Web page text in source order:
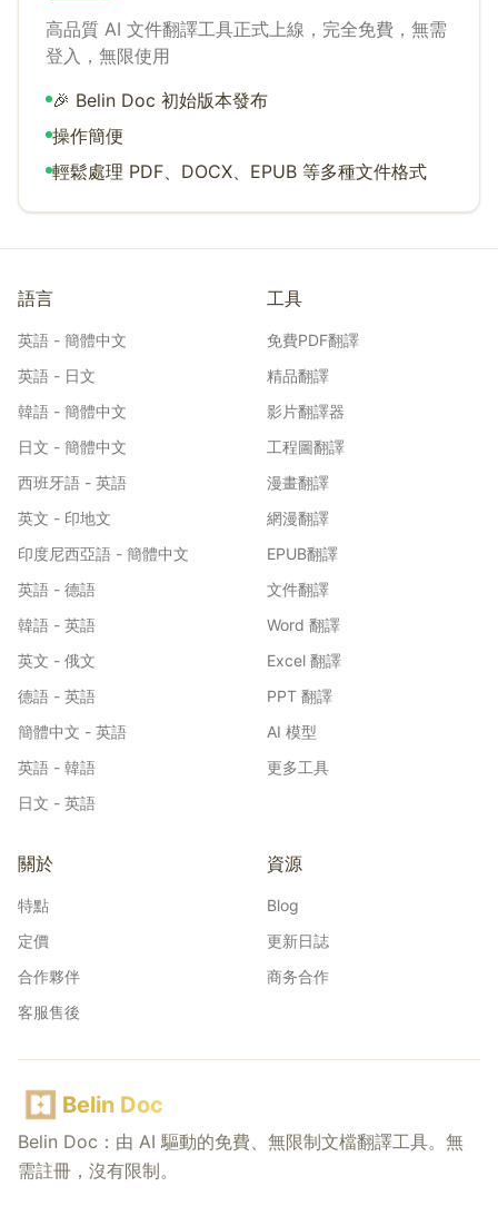
高品質 AI 文件翻譯工具正式上線，完全免費，無需
登入，無限使用
🎉 Belin Doc 初始版本發布
操作簡便
輕鬆處理 PDF、DOCX、EPUB 等多種文件格式
語言
英語 - 簡體中文
英語 - 日文
韓語 - 簡體中文
日文 - 簡體中文
西班牙語 - 英語
英文 - 印地文
印度尼西亞語 - 簡體中文
英語 - 德語
韓語 - 英語
英文 - 俄文
德語 - 英語
簡體中文 - 英語
英語 - 韓語
日文 - 英語
工具
免費PDF翻譯
精品翻譯
影片翻譯器
工程圖翻譯
漫畫翻譯
網漫翻譯
EPUB翻譯
文件翻譯
Word 翻譯
Excel 翻譯
PPT 翻譯
AI 模型
更多工具
關於
特點
定價
合作夥伴
客服售後
資源
Blog
更新日誌
商务合作
Belin Doc
Belin Doc：由 AI 驅動的免費、無限制文檔翻譯工具。無
需註冊，沒有限制。